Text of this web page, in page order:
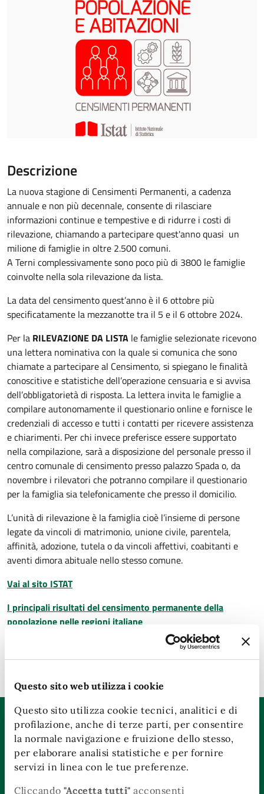
Questo sito web utilizza i cookie
Questo sito utilizza cookie tecnici, analitici e di
profilazione, anche di terze parti, per consentire
la normale navigazione e fruizione dello stesso,
per elaborare analisi statistiche e per fornire
servizi in linea con le tue preferenze.
Cliccando "Accetta tutti" acconsenti
Descrizione
La nuova stagione di Censimenti Permanenti, a cadenza
annuale e non più decennale, consente di rilasciare
informazioni continue e tempestive e di ridurre i costi di
rilevazione, chiamando a partecipare quest'anno quasi un
milione di famiglie in oltre 2.500 comuni.
A Terni complessivamente sono poco più di 3800 le famiglie
coinvolte nella sola rilevazione da lista.
La data del censimento quest’anno è il 6 ottobre più
specificatamente la mezzanotte tra il 5 e il 6 ottobre 2024.
Per la RILEVAZIONE DA LISTA le famiglie selezionate ricevono
una lettera nominativa con la quale si comunica che sono
chiamate a partecipare al Censimento, si spiegano le finalità
conoscitive e statistiche dell’operazione censuaria e si avvisa
dell’obbligatorietà di risposta. La lettera invita le famiglie a
compilare autonomamente il questionario online e fornisce le
credenziali di accesso e tutti i contatti per ricevere assistenza
e chiarimenti. Per chi invece preferisce essere supportato
nella compilazione, sarà a disposizione del personale presso il
centro comunale di censimento presso palazzo Spada o, da
novembre i rilevatori che potranno compilare il questionario
per la famiglia sia telefonicamente che presso il domicilio.
L’unità di rilevazione è la famiglia cioè l’insieme di persone
legate da vincoli di matrimonio, unione civile, parentela,
affinità, adozione, tutela o da vincoli affettivi, coabitanti e
aventi dimora abituale nello stesso comune.
Vai al sito ISTAT
I principali risultati del censimento permanente della
popolazione nelle regioni italiane
Quanto sono chiare le informazioni su questa
pagina?
Valuta da 1 a 5 stelle la pagina